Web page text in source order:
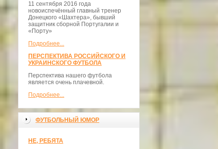
11 сентября 2016 года
новоиспечённый главный тренер
Донецкого «Шахтера», бывший
защитник сборной Португалии и
«Порту»
Подробнее...
ПЕРСПЕКТИВА РОССИЙСКОГО И
УКРАИНСКОГО ФУТБОЛА
Перспектива нашего футбола
является очень плачевной.
Подробнее...
ФУТБОЛЬНЫЙ ЮМОР
НЕ, РЕБЯТА